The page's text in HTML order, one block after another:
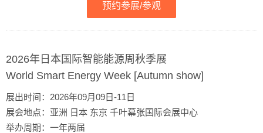
预约参展/参观
2026年日本国际智能能源周秋季展
World Smart Energy Week [Autumn show]
展出时间：2026年09月09日-11日
展会地点：亚洲 日本 东京 千叶幕张国际会展中心
举办周期：一年两届